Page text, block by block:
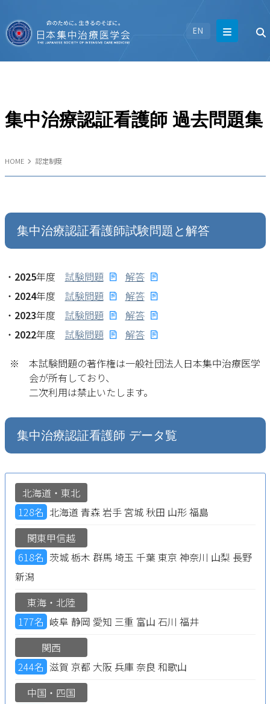
EN
集中治療認証看護師 過去問題集
HOME 認定制度
集中治療認証看護師試験問題と解答
・ 2025年度 試験問題
解答
・ 2024年度 試験問題
解答
・ 2023年度 試験問題
解答
・ 2022年度 試験問題
解答
本試験問題の著作権は一般社団法人日本集中治療医学
会が所有しており、
二次利用は禁止いたします。
集中治療認証看護師 データ覧
北海道・東北
128名 北海道 青森 岩手 宮城 秋田 山形 福島
関東甲信越
618名 茨城 栃木 群馬 埼玉 千葉 東京 神奈川 山梨 長野
新潟
東海・北陸
177名 岐阜 静岡 愛知 三重 富山 石川 福井
関西
244名 滋賀 京都 大阪 兵庫 奈良 和歌山
中国・四国